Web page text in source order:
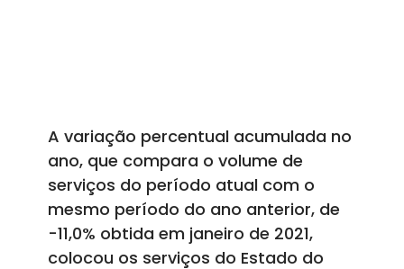
A variação percentual acumulada no
ano, que compara o volume de
serviços do período atual com o
mesmo período do ano anterior, de
-11,0% obtida em janeiro de 2021,
colocou os serviços do Estado do